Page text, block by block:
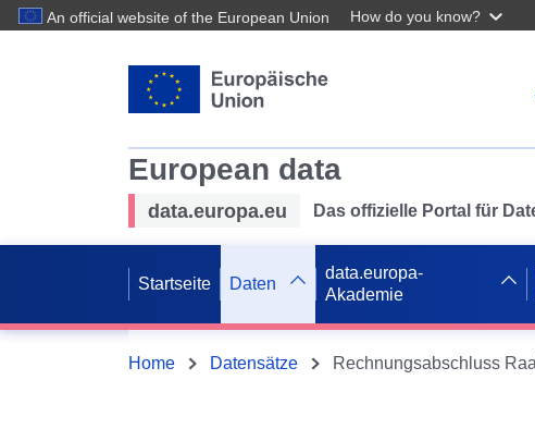
An official website of the European Union How do you know?
European data
data.europa.eu Das offizielle Portal für
Startseite Daten
data.europa-
Akademie
Home Datensätze Rechnungsabschluss